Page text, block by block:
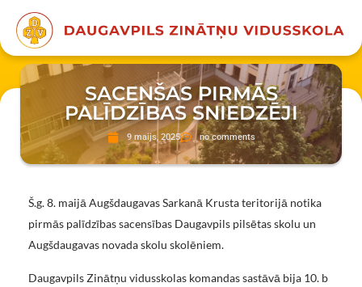
SACENŠAS PIRMĀS
PALĪDZĪBAS SNIEDZĒJI
9 maijs, 2025 no comments
Š.g. 8. maijā Augšdaugavas Sarkanā Krusta teritorijā notika
pirmās palīdzības sacensības Daugavpils pilsētas skolu un
Augšdaugavas novada skolu skolēniem.
Daugavpils Zinātņu vidusskolas komandas sastāvā bija 10. b